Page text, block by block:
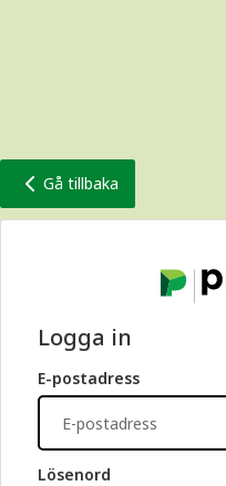
Gå tillbaka
Logga in
E-postadress
Lösenord